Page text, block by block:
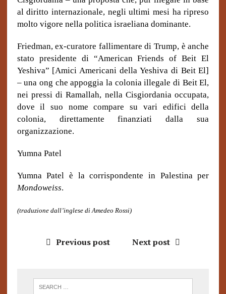
al diritto internazionale, negli ultimi mesi ha ripreso
molto vigore nella politica israeliana dominante.
Friedman, ex-curatore fallimentare di Trump, è anche
stato presidente di “American Friends of Beit El
Yeshiva” [Amici Americani della Yeshiva di Beit El]
– una ong che appoggia la colonia illegale di Beit El,
nei pressi di Ramallah, nella Cisgiordania occupata,
dove il suo nome compare su vari edifici della
colonia, direttamente finanziati dalla sua
organizzazione.
Yumna Patel
Yumna Patel è la corrispondente in Palestina per
Mondoweiss.
(traduzione dall’inglese di Amedeo Rossi)
Previous post Next post